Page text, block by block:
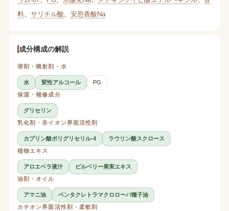
料、 サリチル酸 安息香酸Na
成分構成の解説
溶剤・噴射剤・水
水 変性アルコール
PG
保湿・補修成分
グリセリン
乳化剤・非イオン界面活性剤
カプリン酸ポリグリセリル-4
ラウリン酸スクロース
植物エキス
アロエベラ液汁
ビルベリー果実エキス
油剤・オイル
アマニ油
ペンタクレトラマクロローバ種子油
カチオン界面活性剤・柔軟剤